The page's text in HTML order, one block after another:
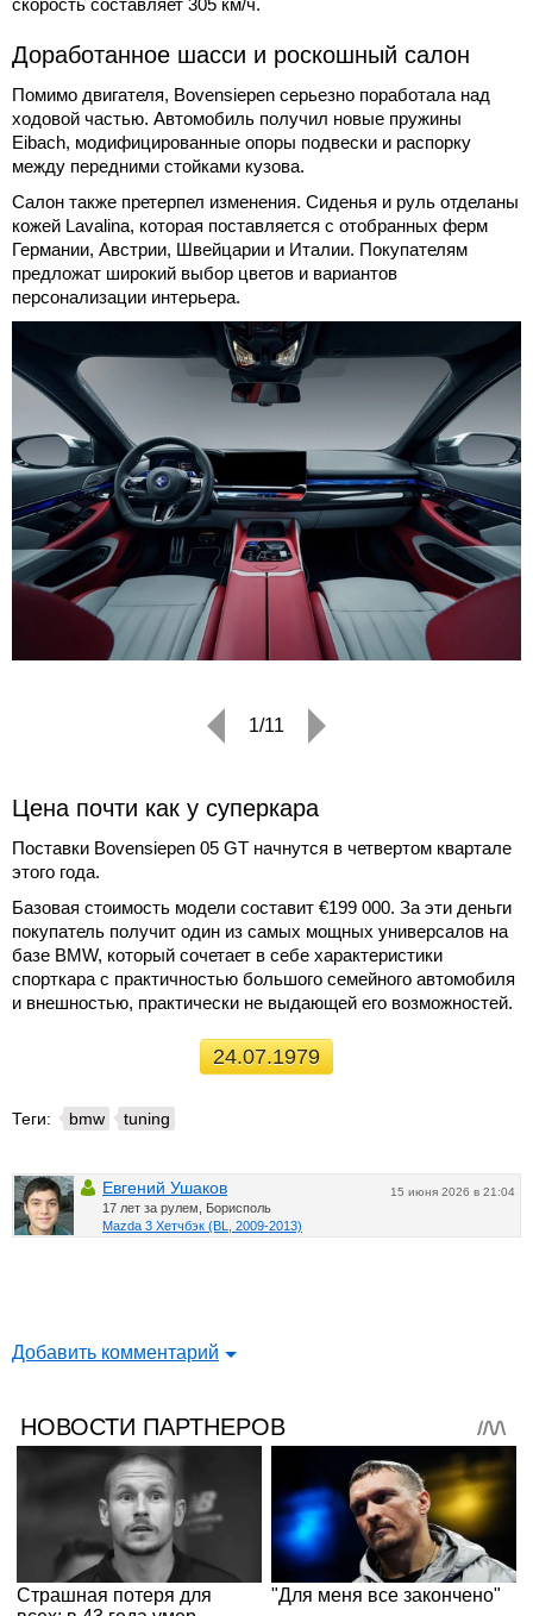
скорость составляет 305 км/ч.
Доработанное шасси и роскошный салон
Помимо двигателя, Bovensiepen серьезно поработала над
ходовой частью. Автомобиль получил новые пружины
Eibach, модифицированные опоры подвески и распорку
между передними стойками кузова.
Салон также претерпел изменения. Сиденья и руль отделаны
кожей Lavalina, которая поставляется с отобранных ферм
Германии, Австрии, Швейцарии и Италии. Покупателям
предложат широкий выбор цветов и вариантов
персонализации интерьера.
1/11
Цена почти как у суперкара
Поставки Bovensiepen 05 GT начнутся в четвертом квартале
этого года.
Базовая стоимость модели составит €199 000. За эти деньги
покупатель получит один из самых мощных универсалов на
базе BMW, который сочетает в себе характеристики
спорткара с практичностью большого семейного автомобиля
и внешностью, практически не выдающей его возможностей.
24.07.1979
Теги: bmw tuning
15 июня 2026 в 21:04
Евгений Ушаков
17 лет за рулем, Борисполь
Mazda 3 Хетчбэк (BL, 2009-2013)
Добавить комментарий